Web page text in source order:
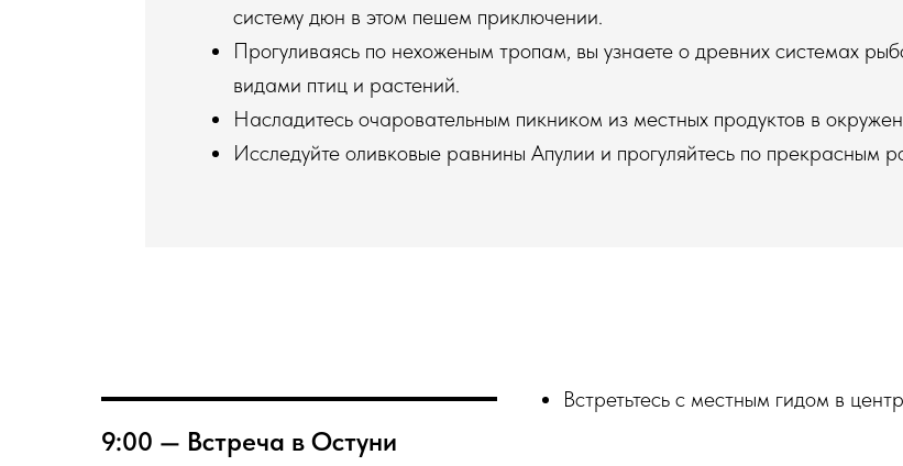
систему дюн в этом пешем приключении.
Прогуливаясь по нехоженым тропам, вы узнаете о древних системах
видами птиц и растений.
Насладитесь очаровательным пикником из местных продуктов в
Исследуйте оливковые равнины Апулии и прогуляйтесь по прекрасным
9:00 — Встреча в Остуни
Встретьтесь с местным гидом в